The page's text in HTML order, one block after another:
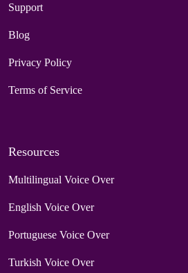
Support
Blog
Privacy Policy
Terms of Service
Resources
Multilingual Voice Over
English Voice Over
Portuguese Voice Over
Turkish Voice Over